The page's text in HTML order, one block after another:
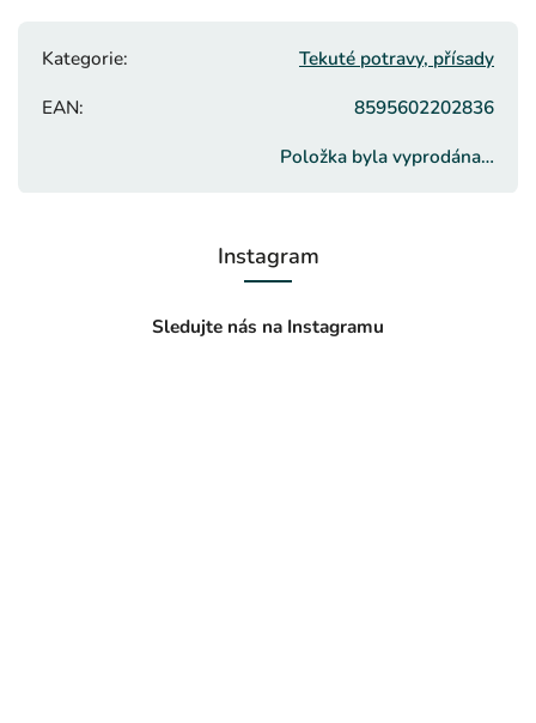
Kategorie:
Tekuté potravy, přísady
EAN:
8595602202836
Položka byla vyprodána…
Instagram
Sledujte nás na Instagramu